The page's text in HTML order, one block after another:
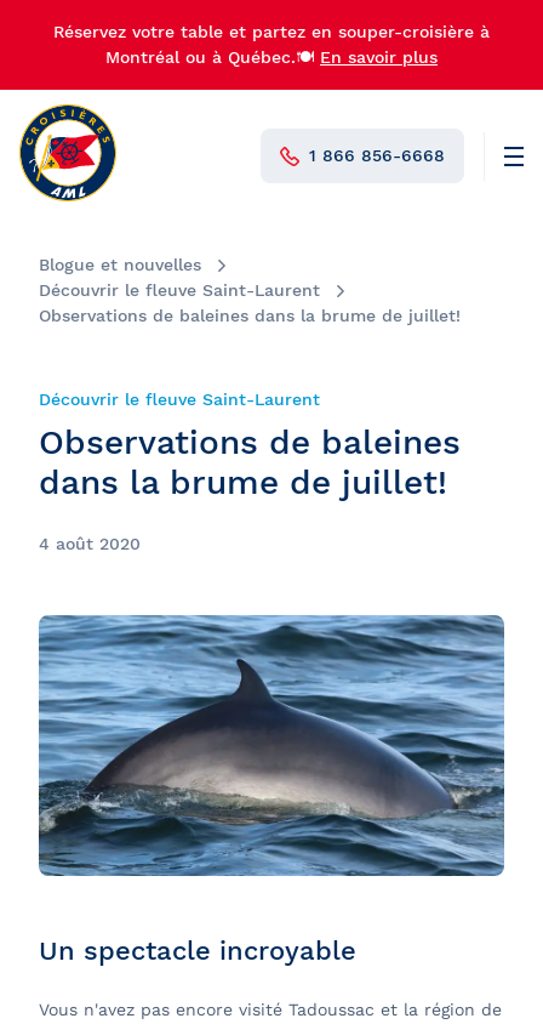
Réservez votre table et partez en souper-croisière à
Montréal ou à Québec.🍽️ En savoir plus
1 866 856-6668
Blogue et nouvelles
Découvrir le fleuve Saint-Laurent
Observations de baleines dans la brume de juillet!
Découvrir le fleuve Saint-Laurent
Observations de baleines
dans la brume de juillet!
4 août 2020
Un spectacle incroyable
Vous n'avez pas encore visité Tadoussac et la région de